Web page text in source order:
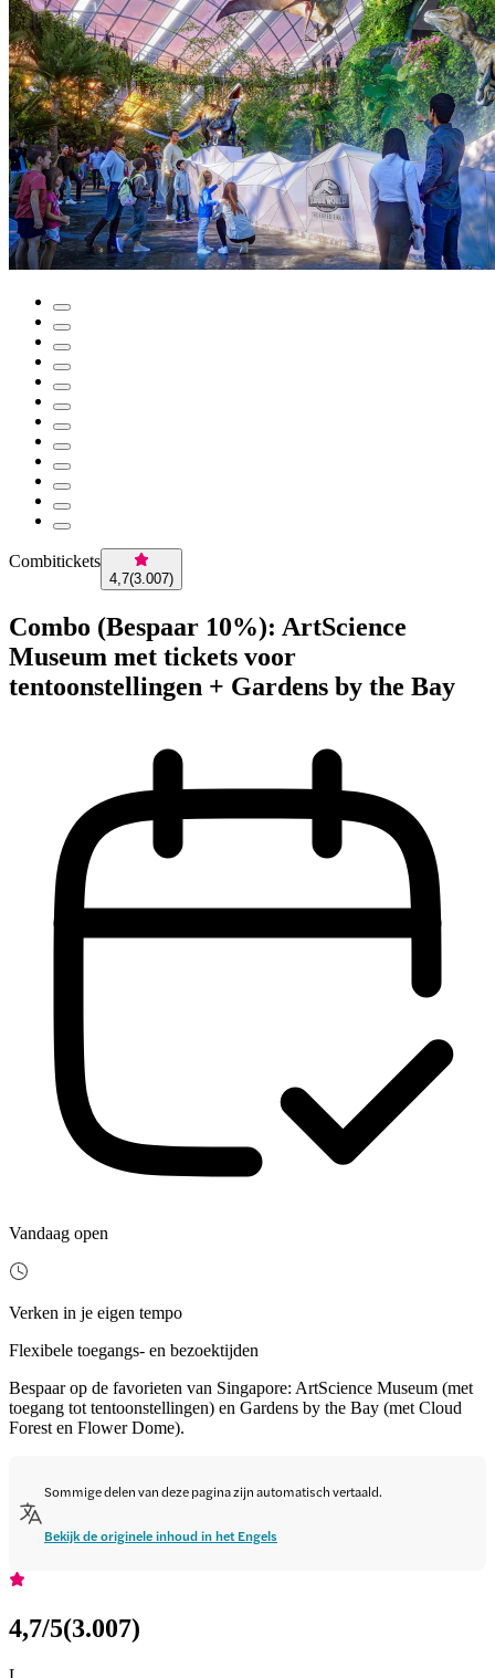
Combitickets
4,7(3.007)
Combo (Bespaar 10%): ArtScience
Museum met tickets voor
tentoonstellingen + Gardens by the Bay
Vandaag open
Verken in je eigen tempo
Flexibele toegangs- en bezoektijden
Bespaar op de favorieten van Singapore: ArtScience Museum (met
toegang tot tentoonstellingen) en Gardens by the Bay (met Cloud
Forest en Flower Dome).
Sommige delen van deze pagina zijn automatisch vertaald.
Bekijk de originele inhoud in het Engels
4,7/5(3.007)